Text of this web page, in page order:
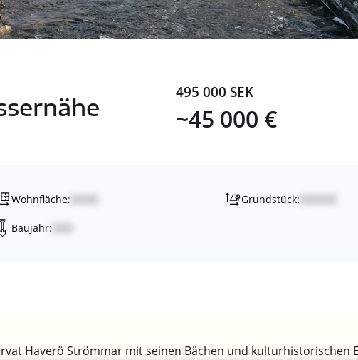
495 000 SEK
~45 000 €
Wohnfläche: Grundstück:
Baujahr:
Haverö Strömmar mit seinen Bächen und kulturhistorischen